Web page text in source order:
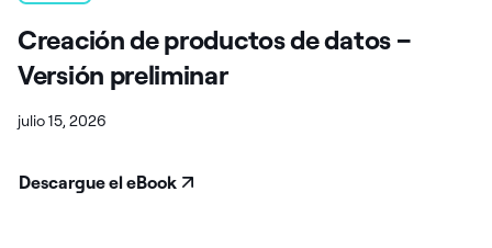
Creación de productos de datos –
Versión preliminar
julio 15, 2026
Descargue el eBook